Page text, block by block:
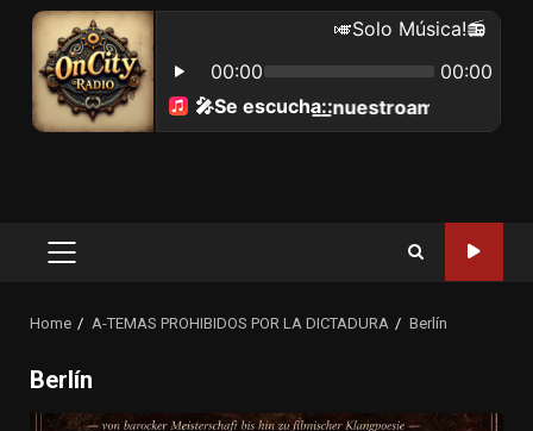
Primary
Home A-TEMAS PROHIBIDOS POR LA DICTADURA Berlín
Berlín